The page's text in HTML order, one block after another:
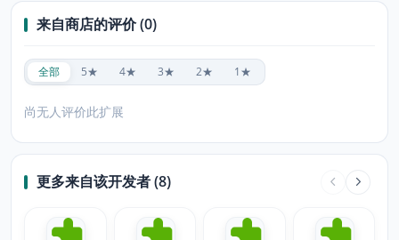
来自商店的评价 (0)
全部 5★ 4★ 3★ 2★ 1★
尚无人评价此扩展
更多来自该开发者 (8)